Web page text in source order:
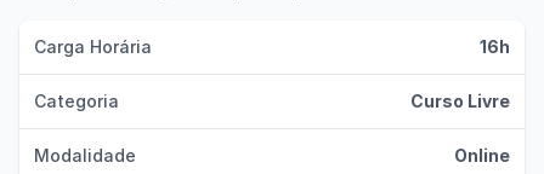
Carga Horária 16h
Categoria Curso Livre
Modalidade Online